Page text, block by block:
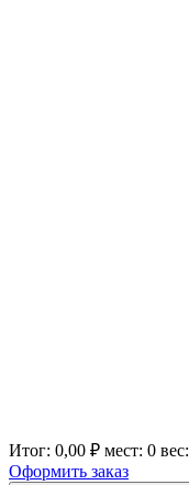
Итог: 0,00 ₽ мест: 0 вес:
Оформить заказ